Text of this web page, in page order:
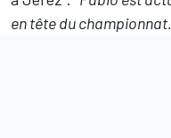
en tête du